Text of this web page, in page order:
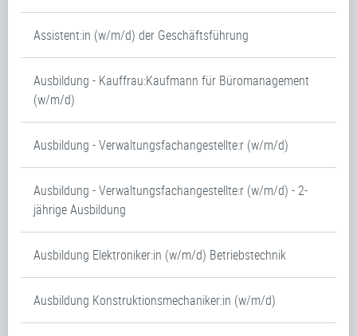
Assistent:in (w/m/d) der Geschäftsführung
Ausbildung - Kauffrau:Kaufmann für Büromanagement
(w/m/d)
Ausbildung - Verwaltungsfachangestellte:r (w/m/d)
Ausbildung - Verwaltungsfachangestellte:r (w/m/d) - 2-
jährige Ausbildung
Ausbildung Elektroniker:in (w/m/d) Betriebstechnik
Ausbildung Konstruktionsmechaniker:in (w/m/d)